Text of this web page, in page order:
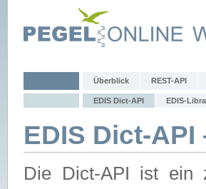
Überblick REST-API
EDIS Dict-API EDIS-
EDIS Dict-
Die Dict-API ist ein